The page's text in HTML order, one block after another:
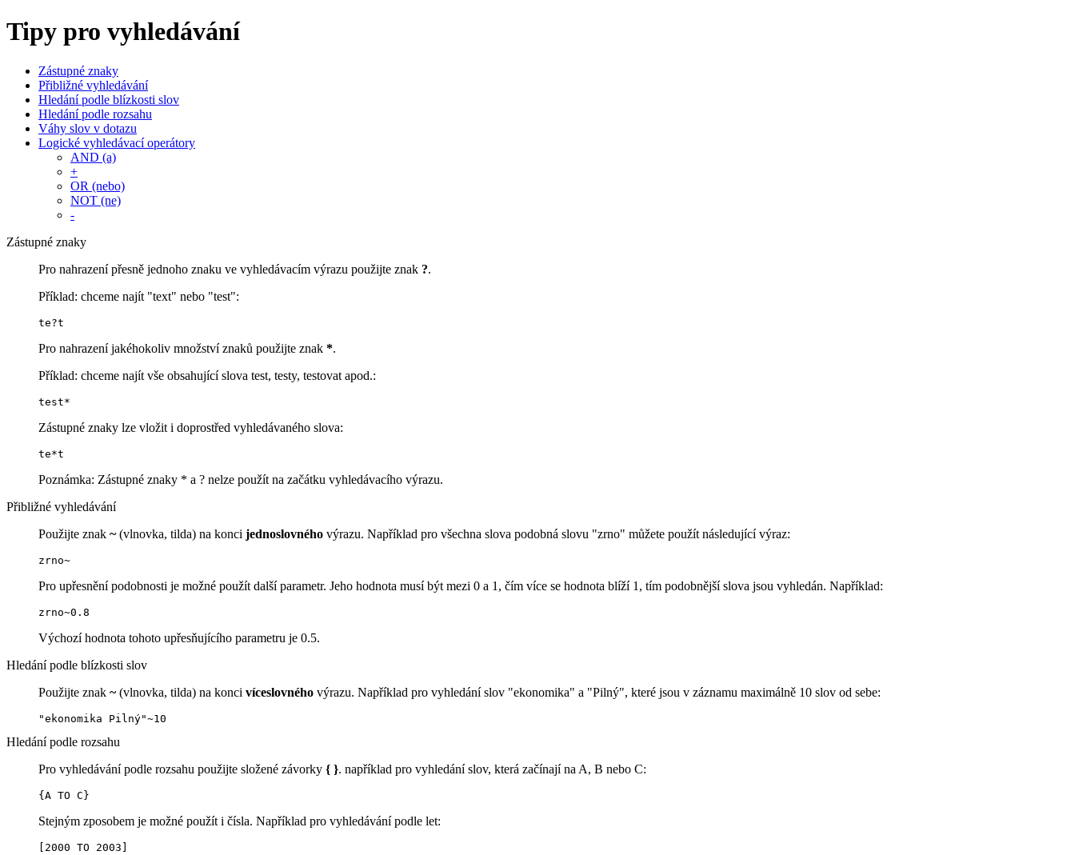
Tipy pro vyhledávání
Zástupné znaky
Přibližné vyhledávání
Hledání podle blízkosti slov
Hledání podle rozsahu
Váhy slov v dotazu
Logické vyhledávací operátory
AND (a)
+
OR (nebo)
NOT (ne)
-
Zástupné znaky
Pro nahrazení přesně jednoho znaku ve vyhledávacím výrazu použijte znak ?.
Příklad: chceme najít "text" nebo "test":
te?t
Pro nahrazení jakéhokoliv množství znaků použijte znak *.
Příklad: chceme najít vše obsahující slova test, testy, testovat apod.:
test*
Zástupné znaky lze vložit i doprostřed vyhledávaného slova:
te*t
Poznámka: Zástupné znaky * a ? nelze použít na začátku vyhledávacího výrazu.
Přibližné vyhledávání
Použijte znak ~(vlnovka, tilda) na konci jednoslovného výrazu. Například pro všechna slova podobná slovu "zrno" můžete použít následující výraz:
zrno~
Pro upřesnění podobnosti je možné použít další parametr. Jeho hodnota musí být mezi 0 a 1, čím více se hodnota blíží 1, tím podobnější slova jsou vyhledán. Například:
zrno~0.8
Výchozí hodnota tohoto upřesňujícího parametru je 0.5.
Hledání podle blízkosti slov
Použijte znak ~(vlnovka, tilda) na konci víceslovného výrazu. Například pro vyhledání slov "ekonomika" a "Pilný", které jsou v záznamu maximálně 10 slov od sebe:
"ekonomika Pilný"~10
Hledání podle rozsahu
Pro vyhledávání podle rozsahu použijte složené závorky { }. například pro vyhledání slov, která začínají na A, B nebo C:
{A TO C}
Stejným zposobem je možné použít i čísla. Například pro vyhledávání podle let:
[2000 TO 2003]